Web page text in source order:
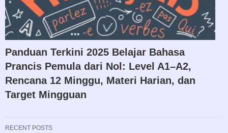
Panduan Terkini 2025 Belajar Bahasa
Prancis Pemula dari Nol: Level A1–A2,
Rencana 12 Minggu, Materi Harian, dan
Target Mingguan
RECENT POSTS